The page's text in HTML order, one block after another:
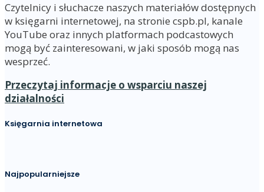
Czytelnicy i słuchacze naszych materiałów dostępnych
w księgarni internetowej, na stronie cspb.pl, kanale
YouTube oraz innych platformach podcastowych
mogą być zainteresowani, w jaki sposób mogą nas
wesprzeć.
Przeczytaj informacje o wsparciu naszej
działalności
Księgarnia internetowa
Najpopularniejsze